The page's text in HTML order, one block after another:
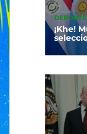
¡Khe!